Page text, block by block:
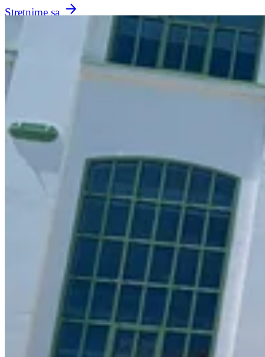
Stretnime sa